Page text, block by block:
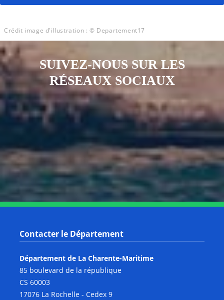
Crédit image d'illustration : © Departement17
SUIVEZ-NOUS SUR LES
RÉSEAUX SOCIAUX
Notre page Instagram
Notre page Facebook
Notre page XNotre page Tiktok
Notre page
Notre page Youtube
Contacter le Département
Département de La Charente-Maritime
85 boulevard de la république
CS 60003
17076 La Rochelle - Cedex 9